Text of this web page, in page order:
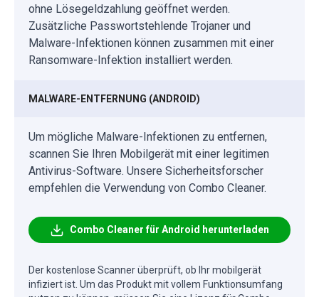
ohne Lösegeldzahlung geöffnet werden.
Zusätzliche Passwortstehlende Trojaner und
Malware-Infektionen können zusammen mit einer
Ransomware-Infektion installiert werden.
MALWARE-ENTFERNUNG (ANDROID)
Um mögliche Malware-Infektionen zu entfernen,
scannen Sie Ihren Mobilgerät mit einer legitimen
Antivirus-Software. Unsere Sicherheitsforscher
empfehlen die Verwendung von Combo Cleaner.
Combo Cleaner für Android herunterladen
Der kostenlose Scanner überprüft, ob Ihr mobilgerät
infiziert ist. Um das Produkt mit vollem Funktionsumfang